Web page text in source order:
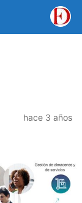
hace 3 años